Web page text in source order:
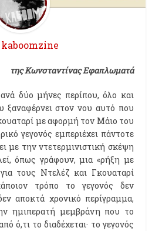
kaboomzine
της Κωνσταντίνας Εφαπλωματά
δύο μήνες περίπου, όλο και
ξαναφέρνει στον νου αυτό που
με αφορμή τον Μάιο του
γεγονός εμπεριέχει πάντοτε
με την ντετερμινιστική σκέψη
όπως γράφουν, μια «ρήξη με
τους Ντελέζ και Γκουαταρί
τρόπο το γεγονός δεν
αποκτά χρονικό περίγραμμα,
ημιπερατή μεμβράνη που το
ό,τι το διαδέχεται· το γεγονός